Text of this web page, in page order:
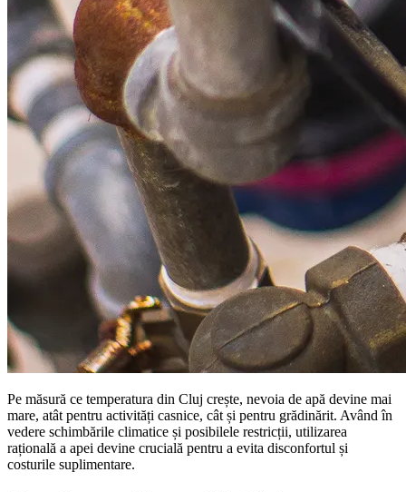
Pe măsură ce temperatura din Cluj crește, nevoia de apă devine mai
mare, atât pentru activități casnice, cât și pentru grădinărit. Având în
vedere schimbările climatice și posibilele restricții, utilizarea
rațională a apei devine crucială pentru a evita disconfortul și
costurile suplimentare.